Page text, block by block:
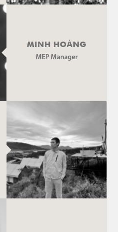
MINH HOÀNG
MEP Manager